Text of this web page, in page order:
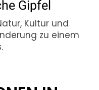
Gipfel
Kultur und
zu einem